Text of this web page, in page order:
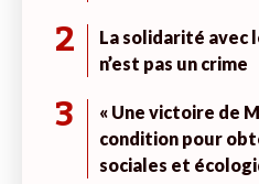
2
La solidarité avec
n’est pas un crime
3
« Une victoire de
condition pour
sociales et